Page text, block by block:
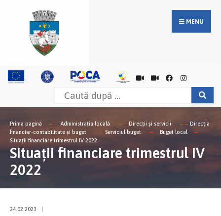
MENU
Prima pagină Administrația locală Direcții și servicii
Direcţia
financiar-contabilitate şi buget
Serviciul buget
Buget local
Situații financiare trimestrul IV 2022
Situații financiare trimestrul IV
2022
24.02.2023